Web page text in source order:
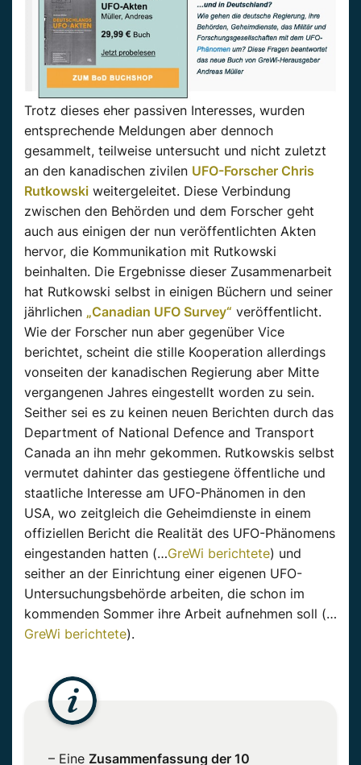
Trotz dieses eher passiven Interesses, wurden
entsprechende Meldungen aber dennoch
gesammelt, teilweise untersucht und nicht zuletzt
an den kanadischen zivilen UFO-Forscher Chris
Rutkowski weitergeleitet. Diese Verbindung
zwischen den Behörden und dem Forscher geht
auch aus einigen der nun veröffentlichten Akten
hervor, die Kommunikation mit Rutkowski
beinhalten. Die Ergebnisse dieser Zusammenarbeit
hat Rutkowski selbst in einigen Büchern und seiner
jährlichen „Canadian UFO Survey“ veröffentlicht.
Wie der Forscher nun aber gegenüber Vice
berichtet, scheint die stille Kooperation allerdings
vonseiten der kanadischen Regierung aber Mitte
vergangenen Jahres eingestellt worden zu sein.
Seither sei es zu keinen neuen Berichten durch das
Department of National Defence and Transport
Canada an ihn mehr gekommen. Rutkowskis selbst
vermutet dahinter das gestiegene öffentliche und
staatliche Interesse am UFO-Phänomen in den
USA, wo zeitgleich die Geheimdienste in einem
offiziellen Bericht die Realität des UFO-Phänomens
eingestanden hatten (…GreWi berichtete) und
seither an der Einrichtung einer eigenen UFO-
Untersuchungsbehörde arbeiten, die schon im
kommenden Sommer ihre Arbeit aufnehmen soll (…
GreWi berichtete).
– Eine Zusammenfassung der 10